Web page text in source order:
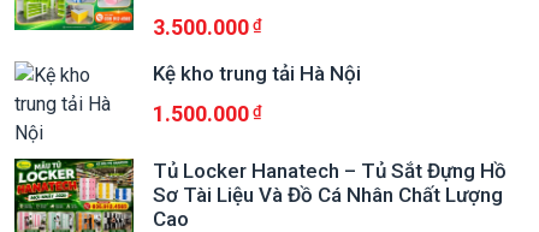
3.500.000
Kệ kho trung tải Hà Nội
1.500.000
Tủ Locker Hanatech – Tủ Sắt Đựng Hồ
Sơ Tài Liệu Và Đồ Cá Nhân Chất Lượng
Cao